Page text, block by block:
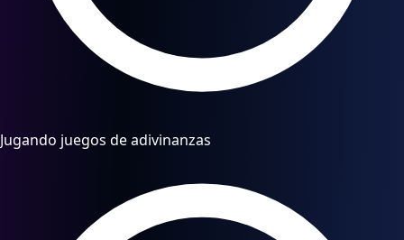
Jugando juegos de adivinanzas